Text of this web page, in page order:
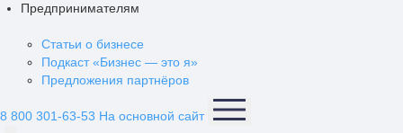
Предпринимателям
Статьи о бизнесе
Подкаст «Бизнес — это я»
Предложения партнёров
8 800 301-63-53 На основной сайт